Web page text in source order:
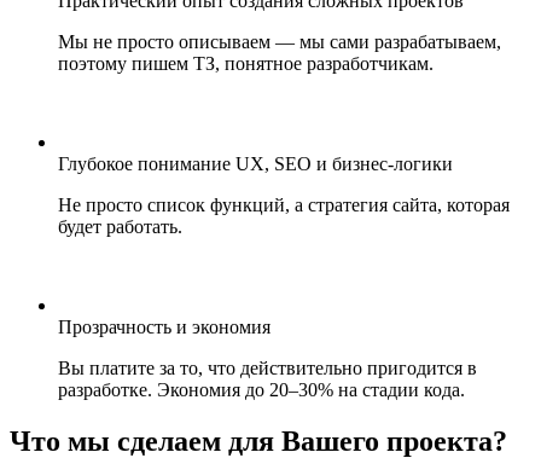
Мы не просто описываем — мы сами разрабатываем,
поэтому пишем ТЗ, понятное разработчикам.
Глубокое понимание UX, SEO и бизнес-логики
Не просто список функций, а стратегия сайта, которая
будет работать.
Прозрачность и экономия
Вы платите за то, что действительно пригодится в
разработке. Экономия до 20–30% на стадии кода.
Что мы сделаем для Вашего проекта?